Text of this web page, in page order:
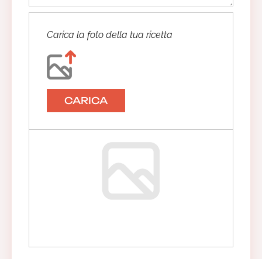
Carica la foto della tua ricetta
CARICA
Anonimo
Ottima cena
La Redazione
Grazie mille! Sono contenta che ti sia
piaciuta. Lo sgombro in padella è un
secondo gustoso e salutare. Spero
che continuerai a provare altre ricette!
02/09/2024 10:49:51